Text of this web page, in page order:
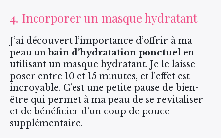
4. Incorporer un masque hydratant
J’ai découvert l’importance d’offrir à ma
peau un bain d’hydratation ponctuel en
utilisant un masque hydratant. Je le laisse
poser entre 10 et 15 minutes, et l’effet est
incroyable. C’est une petite pause de bien-
être qui permet à ma peau de se revitaliser
et de bénéficier d’un coup de pouce
supplémentaire.